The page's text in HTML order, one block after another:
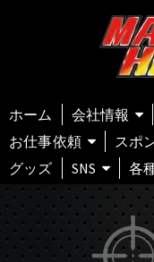
ホーム 会社情報
お仕事依頼
スポ
グッズ SNS 各